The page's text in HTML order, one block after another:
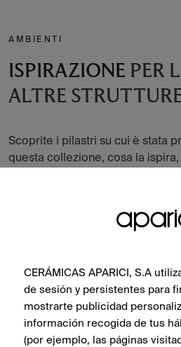
AMBIENTI
ISPIRAZIONE PER
ALTRE
Scoprite i pilastri su cui è stata
questa collezione, cosa la ispira,
CERÁMICAS APARICI, S.A
de sesión y persistentes para
mostrarte publicidad
información recogida de tus
(por ejemplo, las páginas